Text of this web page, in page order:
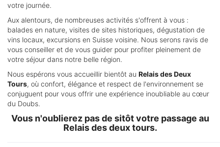
votre journée.
Aux alentours, de nombreuses activités s'offrent à vous :
balades en nature, visites de sites historiques, dégustation de
vins locaux, excursions en Suisse voisine. Nous serons ravis de
vous conseiller et de vous guider pour profiter pleinement de
votre séjour dans notre belle région.
Nous espérons vous accueillir bientôt au Relais des Deux
Tours, où confort, élégance et respect de l'environnement se
conjuguent pour vous offrir une expérience inoubliable au cœur
du Doubs.
Vous n'oublierez pas de sitôt votre passage au
Relais des deux tours.